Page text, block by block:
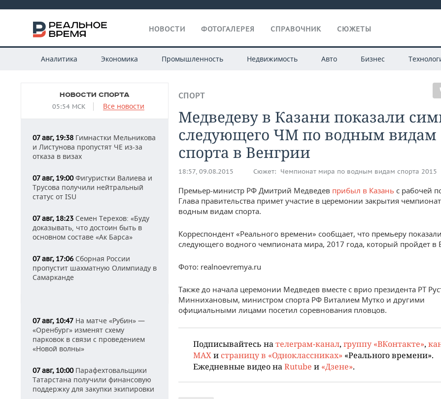
НОВОСТИ ФОТОГАЛЕРЕЯ СПРАВОЧНИК СЮЖЕТЫ
Аналитика Экономика Промышленность Недвижимость Авто Бизнес
НОВОСТИ СПОРТА
05:54 МСК Все новости
07 авг, 19:38 Гимнастки Мельникова
и Листунова пропустят ЧЕ из-за
отказа в визах
07 авг, 19:00Фигуристки Валиева и
Трусова получили нейтральный
статус от ISU
07 авг, 18:23 Семен Терехов: «Буду
доказывать, что достоин быть в
основном составе «Ак Барса»
07 авг, 17:06 Сборная России
пропустит шахматную Олимпиаду в
Самарканде
07 авг, 10:47 На матче «Рубин» —
«Оренбург» изменят схему
парковок в связи с проведением
«Новой волны»
07 авг, 10:00Парафехтовальщики
Татарстана получили финансовую
поддержку для закупки экипировки
СПОРТ
Медведеву в Казани показали
следующего ЧМ по водным видам
спорта в Венгрии
18:57, 09.08.2015 Сюжет: Чемпионат мира по водным видам спорта 2015
Премьер-министр РФ Дмитрий Медведев прибыл в Казань с рабочей
Глава правительства примет участие в церемонии закрытия
водным видам спорта.
Корреспондент «Реального времени» сообщает, что премьеру
следующего водного чемпионата мира, 2017 года, который пройдет в
Фото: realnoevremya.ru
Также до начала церемонии Медведев вместе с врио президента РТ
Миннихановым, министром спорта РФ Виталием Мутко и другими
официальными лицами посетил соревнования пловцов.
Подписывайтесь на телеграм-канал, группу «ВКонтакте»,
MAX и страницу в «Одноклассниках» «Реального времени».
Ежедневные видео на Rutube и «Дзене».